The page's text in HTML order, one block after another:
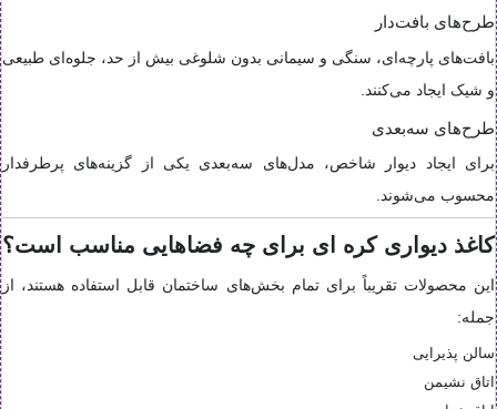
طرح‌های بافت‌دار
بافت‌های پارچه‌ای، سنگی و سیمانی بدون شلوغی بیش از حد، جلوه‌ای طبیعی
و شیک ایجاد می‌کنند.
طرح‌های سه‌بعدی
برای ایجاد دیوار شاخص، مدل‌های سه‌بعدی یکی از گزینه‌های پرطرفدار
محسوب می‌شوند.
کاغذ دیواری کره ای برای چه فضاهایی مناسب است؟
این محصولات تقریباً برای تمام بخش‌های ساختمان قابل استفاده هستند، از
جمله:
سالن پذیرایی
اتاق نشیمن